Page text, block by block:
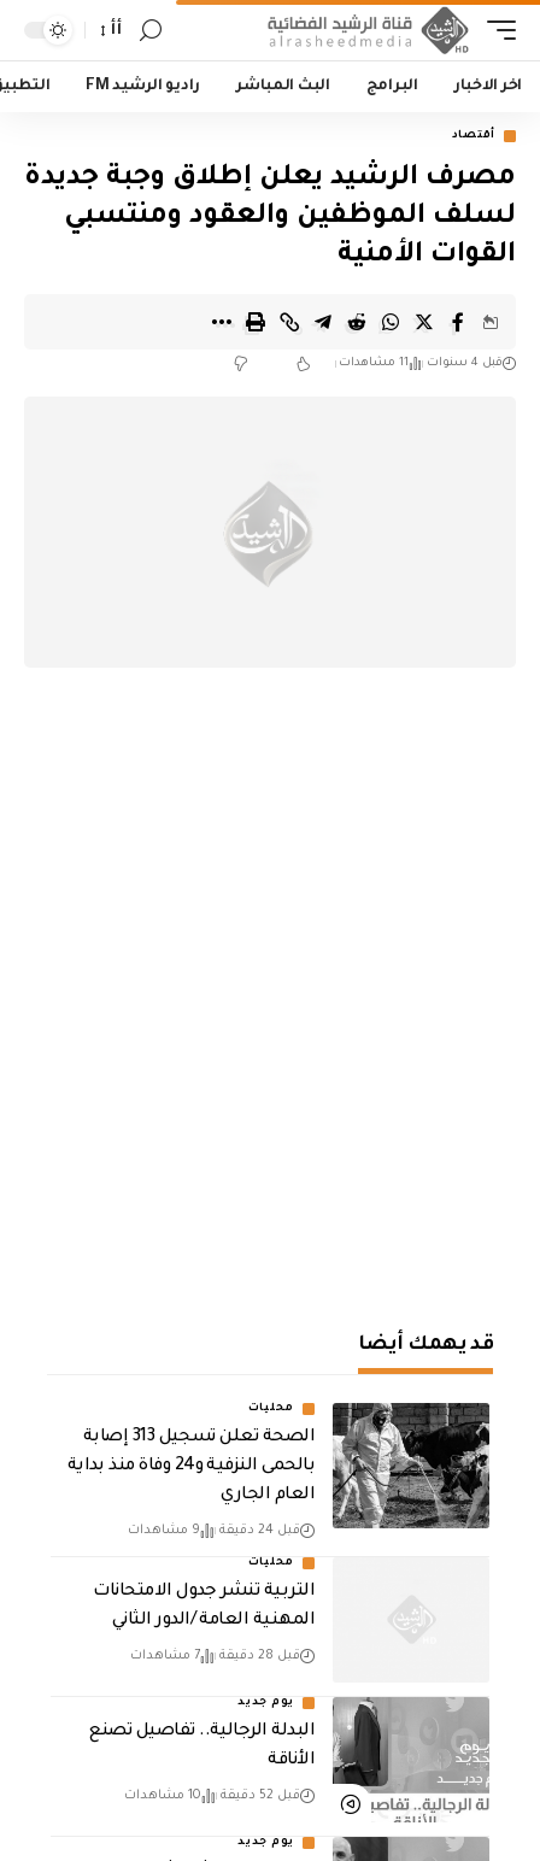
أأ
اخر الاخبار البرامج البث المباشر راديو الرشيد FM
أقتصاد
مصرف الرشيد يعلن إطلاق وجبة جديدة
لسلف الموظفين والعقود ومنتسبي
القوات الأمنية
قبل 4 سنوات 11 مشاهدات
قد يهمك أيضا
محليات
الصحة تعلن تسجيل 313 إصابة
بالحمى النزفية و24 وفاة منذ بداية
العام الجاري
قبل 24 دقيقة 9 مشاهدات
محليات
التربية تنشر جدول الامتحانات
المهنية العامة /الدور الثاني
قبل 28 دقيقة 7 مشاهدات
يوم جديد
البدلة الرجالية.. تفاصيل تصنع
الأناقة
قبل 52 دقيقة 10 مشاهدات
يوم جديد